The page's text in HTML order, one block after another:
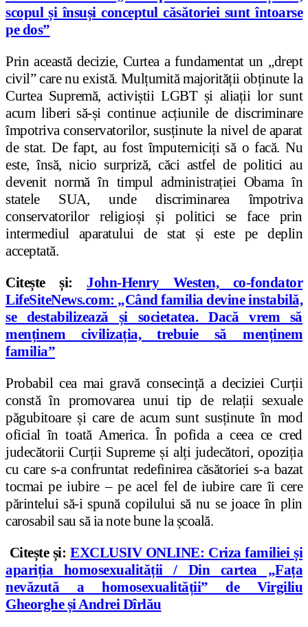
scopul și însuși conceptul căsătoriei sunt întoarse
pe dos”
Prin această decizie, Curtea a fundamentat un „drept
civil” care nu există. Mulțumită majorității obținute la
Curtea Supremă, activiștii LGBT și aliații lor sunt
acum liberi să-și continue acțiunile de discriminare
împotriva conservatorilor, susținute la nivel de aparat
de stat. De fapt, au fost împuterniciți să o facă. Nu
este, însă, nicio surpriză, căci astfel de politici au
devenit normă în timpul administrației Obama în
statele SUA, unde discriminarea împotriva
conservatorilor religioși și politici se face prin
intermediul aparatului de stat și este pe deplin
acceptată.
Citește și: John-Henry Westen, co-fondator
LifeSiteNews.com: „Când familia devine instabilă,
se destabilizează și societatea. Dacă vrem să
menținem civilizația, trebuie să menținem
familia”
Probabil cea mai gravă consecință a deciziei Curții
constă în promovarea unui tip de relații sexuale
păgubitoare și care de acum sunt susținute în mod
oficial în toată America. În pofida a ceea ce cred
judecătorii Curții Supreme și alți judecători, opoziția
cu care s-a confruntat redefinirea căsătoriei s-a bazat
tocmai pe iubire – pe acel fel de iubire care îi cere
părintelui să-i spună copilului să nu se joace în plin
carosabil sau să ia note bune la școală.
Citește și:EXCLUSIV ONLINE: Criza familiei și
apariția homosexualității / Din cartea „Fața
nevăzută a homosexualității” de Virgiliu
Gheorghe și Andrei Dîrlău